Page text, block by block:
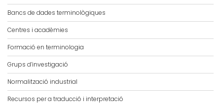
Bancs de dades terminològiques
Centres i acadèmies
Formació en terminologia
Grups d’investigació
Normalització industrial
Recursos per a traducció i interpretació